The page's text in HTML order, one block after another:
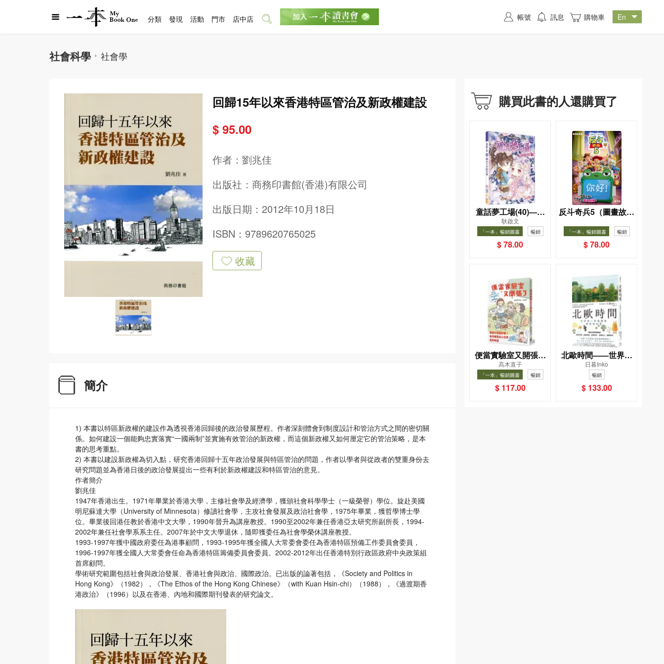
社會科學 社會學
回歸15年以來香港特區管治及新政權建設
$ 95.00
作者： 劉兆佳
出版社： 商務印書館(香港)有限公司
出版日期：2012年10月18日
ISBN：9789620765025
收藏
簡介
1) 本書以特區新政權的建設作為透視香港回歸後的政治發展歷程。作者深刻體會到制度設計和管治方式之間的密切關
係。如何建設一個能夠忠實落實“一國兩制”並實施有效管治的新政權，而這個新政權又如何厘定它的管治策略，是本
書的思考重點。
2) 本書以建設新政權為切入點，研究香港回歸十五年政治發展與特區管治的問題，作者以學者與從政者的雙重身份去
研究問題並為香港日後的政治發展提出一些有利於新政權建設和特區管治的意見。
作者簡介
劉兆佳
1947年香港出生。1971年畢業於香港大學，主修社會學及經濟學，獲頒社會科學學士（一級榮譽）學位。旋赴美國
明尼蘇達大學（University of Minnesota）修讀社會學，主攻社會發展及政治社會學，1975年畢業，獲哲學博士學
位。畢業後回港任教於香港中文大學，1990年晉升為講座教授。1990至2002年兼任香港亞太研究所副所長，1994-
2002年兼任社會學系系主任。2007年於中文大學退休，隨即獲委任為社會學榮休講座教授。
1993-1997年獲中國政府委任為港事顧問，1993-1995年獲全國人大常委會委任為香港特區預備工作委員會委員，
1996-1997年獲全國人大常委會任命為香港特區籌備委員會委員。2002-2012年出任香港特別行政區政府中央政策組
首席顧問。
學術研究範圍包括社會與政治發展、香港社會與政治、國際政治。已出版的論著包括，《Society and Politics in
Hong Kong》（1982），《The Ethos of the Hong Kong Chinese》（with Kuan Hsin-chi）（1988），《過渡期香
港政治》（1996）以及在香港、內地和國際期刊發表的研究論文。
購買此書的人還購買了
童話夢工場(40)——
織女下凡結奇緣
耿啟文
「一本」暢銷圖書 暢銷
$ 78.00
反斗奇兵5（圖畫故事
版）
「一本」暢銷圖書 暢銷
$ 78.00
便當實驗室又開張了
——日日和特別日的
菜單挑戰記
高木直子
「一本」暢銷圖書 暢銷
$ 117.00
北歐時間——世界第
一幸福國度教會我的
事
日暮Inko
暢銷
$ 133.00
分類 發現 活動 門市 店中店 帳號 訊息 購物車